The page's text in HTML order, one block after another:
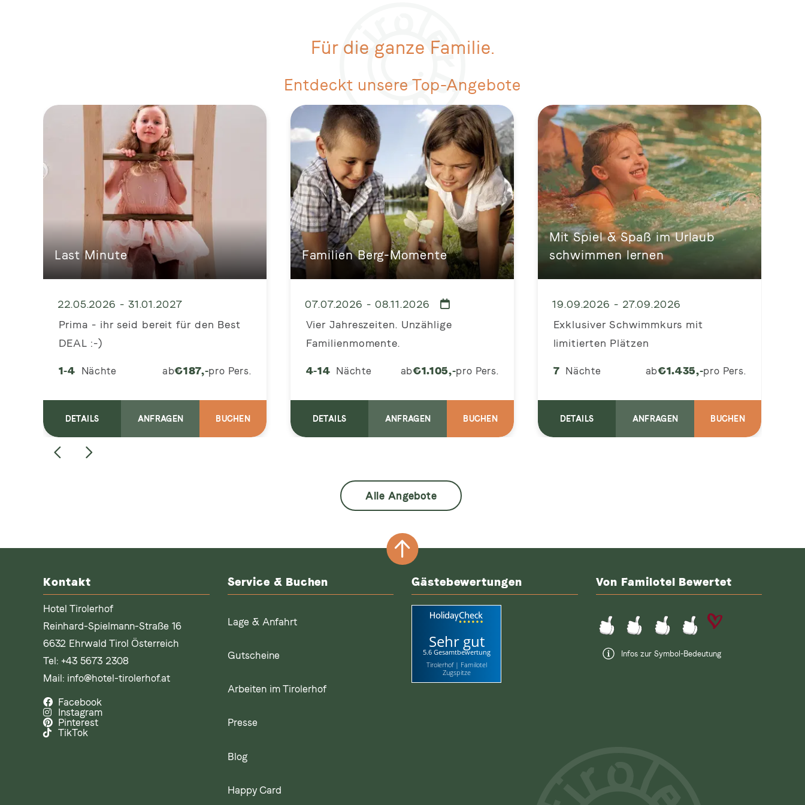
Für die ganze Familie.
Entdeckt unsere Top-Angebote
Last Minute
Prima - ihr seid bereit für den Best
DEAL :-)
1-4 Nächte ab€187,-pro Pers.
22.05.2026 - 31.01.2027
DETAILS BUCHEN
ANFRAGEN
Familien Berg-Momente
Vier Jahreszeiten. Unzählige
Familienmomente.
4-14 Nächte ab€1.105,-pro Pers.
07.07.2026 - 08.11.2026
DETAILS BUCHEN
ANFRAGEN
Mit Spiel & Spaß im Urlaub
schwimmen lernen
Exklusiver Schwimmkurs mit
limitierten Plätzen
7 Nächte ab€1.435,-pro Pers.
19.09.2026 - 27.09.2026
DETAILS BUCHEN
ANFRAGEN
Alle Angebote
Kontakt
Hotel Tirolerhof
Reinhard-Spielmann-Straße 16
6632 Ehrwald Tirol Österreich
Tel: +43 5673 2308
Mail: info@hotel-tirolerhof.at
Facebook
Instagram
Pinterest
TikTok
Service & Buchen
Lage & Anfahrt
Gutscheine
Arbeiten im Tirolerhof
Presse
Blog
Happy Card
Gästebewertungen
Sehr gut
5.6 Gesamtbewertung
Tirolerhof | Familotel
Zugspitze
Von Familotel Bewertet
Infos zur Symbol-Bedeutung